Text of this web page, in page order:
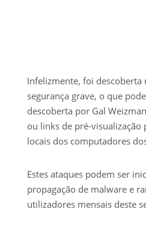
Infelizmente, foi descoberta
segurança grave, o que
descoberta por Gal
ou links de pré-
locais dos computadores
Estes ataques podem ser
propagação de malware e
utilizadores mensais deste